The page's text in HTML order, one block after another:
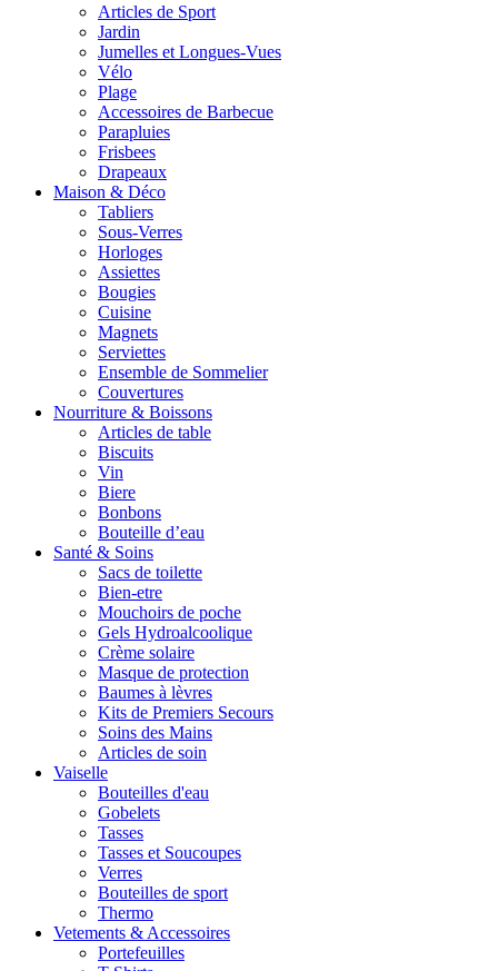
Articles de Sport
Jardin
Jumelles et Longues-Vues
Vélo
Plage
Accessoires de Barbecue
Parapluies
Frisbees
Drapeaux
Maison & Déco
Tabliers
Sous-Verres
Horloges
Assiettes
Bougies
Cuisine
Magnets
Serviettes
Ensemble de Sommelier
Couvertures
Nourriture & Boissons
Articles de table
Biscuits
Vin
Biere
Bonbons
Bouteille d’eau
Santé & Soins
Sacs de toilette
Bien-etre
Mouchoirs de poche
Gels Hydroalcoolique
Crème solaire
Masque de protection
Baumes à lèvres
Kits de Premiers Secours
Soins des Mains
Articles de soin
Vaiselle
Bouteilles d'eau
Gobelets
Tasses
Tasses et Soucoupes
Verres
Bouteilles de sport
Thermo
Vetements & Accessoires
Portefeuilles